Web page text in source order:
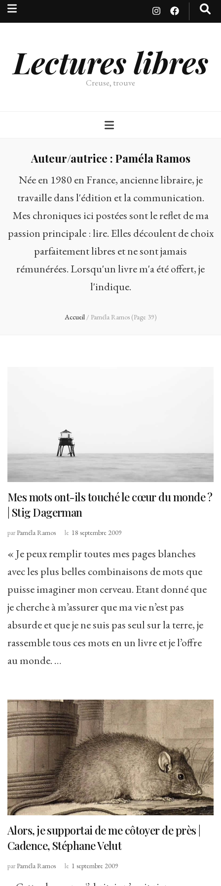
Lectures libres
Creuse, trouve
Auteur/autrice : Paméla Ramos
Née en 1980 en France, ancienne libraire, je
travaille dans l'édition et la communication.
Mes chroniques ici postées sont le reflet de ma
passion principale : lire. Elles découlent de choix
parfaitement libres et ne sont jamais
rémunérées. Lorsqu'un livre m'a été offert, je
l'indique.
Accueil / Paméla Ramos(Page 39)
Mes mots ont-ils touché le cœur du monde ?
| Stig Dagerman
parPaméla Ramos le 18 septembre 2009
« Je peux remplir toutes mes pages blanches
avec les plus belles combinaisons de mots que
puisse imaginer mon cerveau. Etant donné que
je cherche à m’assurer que ma vie n’est pas
absurde et que je ne suis pas seul sur la terre, je
rassemble tous ces mots en un livre et je l’offre
au monde. …
Alors, je supportai de me côtoyer de près |
Cadence, Stéphane Velut
parPaméla Ramos le 1 septembre 2009